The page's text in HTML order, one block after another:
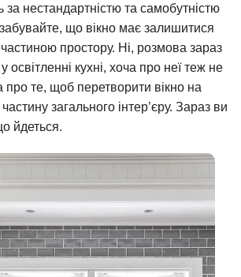
нестандартністю та самобутністю
що вікно має залишитися
простору. Ні, розмова зараз
освітленні кухні, хоча про неї теж не
про те, щоб перетворити вікно на
загального інтер’єру. Зараз ви
йдеться.